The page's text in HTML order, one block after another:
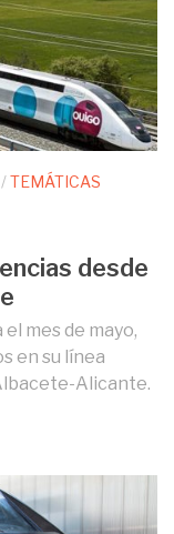
/TEMÁTICAS
desde
mes de mayo,
en su línea
Alicante.